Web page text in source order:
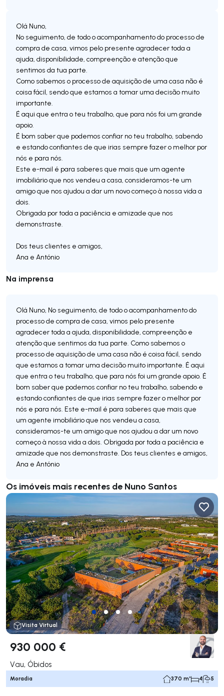
Olá Nuno,
No seguimento, de todo o acompanhamento do processo de
compra de casa, vimos pelo presente agradecer toda a
ajuda, disponibilidade, compreenção e atenção que
sentimos da tua parte.
Como sabemos o processo de aquisição de uma casa não é
coisa fácil, sendo que estamos a tomar uma decisão muito
importante.
É aqui que entra o teu trabalho, que para nós foi um grande
apoio.
É bom saber que podemos confiar no teu trabalho, sabendo
e estando confiantes de que irias sempre fazer o melhor por
nós e para nós.
Este e-mail é para saberes que mais que um agente
imobiliário que nos vendeu a casa, consideramos-te um
amigo que nos ajudou a dar um novo começo à nossa vida a
dois.
Obrigada por toda a paciência e amizade que nos
demonstraste.
Dos teus clientes e amigos,
Ana e António
Na imprensa
Olá Nuno, No seguimento, de todo o acompanhamento do
processo de compra de casa, vimos pelo presente
agradecer toda a ajuda, disponibilidade, compreenção e
atenção que sentimos da tua parte. Como sabemos o
processo de aquisição de uma casa não é coisa fácil, sendo
que estamos a tomar uma decisão muito importante. É aqui
que entra o teu trabalho, que para nós foi um grande apoio. É
bom saber que podemos confiar no teu trabalho, sabendo e
estando confiantes de que irias sempre fazer o melhor por
nós e para nós. Este e-mail é para saberes que mais que
um agente imobiliário que nos vendeu a casa,
consideramos-te um amigo que nos ajudou a dar um novo
começo à nossa vida a dois. Obrigada por toda a paciência e
amizade que nos demonstraste. Dos teus clientes e amigos,
Ana e António
Os imóveis mais recentes de Nuno Santos
Visita Virtual
930 000 €
Vau, Óbidos
Moradia 370 m² 4 5